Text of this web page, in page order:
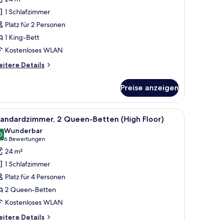
1 Schlafzimmer
Platz für 2 Personen
1 King-Bett
Kostenloses WLAN
Details
Preise anzeigen
ein Fenster.
mit Kissen, einem kleinen Tisch und Blick auf eine Stadtlandschaft durch
Queen-
Hochwertige Bettwaren, Pillowtop-Betten,
10 2 Queen-Betten (High Floor)
von 10
Wunderbar
6 Bewertungen
(6
Bewertungen)
24 m²
1 Schlafzimmer
Platz für 4 Personen
2 Queen-Betten
Kostenloses WLAN
Details